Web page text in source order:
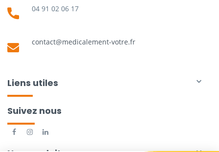
04 91 02 06 17
contact@medicalement-votre.fr
Liens utiles 
Suivez nous